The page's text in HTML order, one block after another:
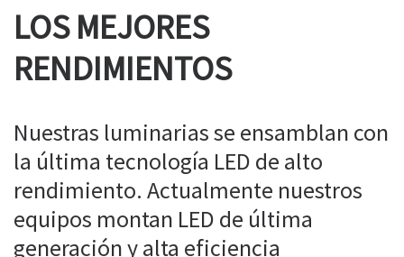
LOS MEJORES
RENDIMIENTOS
Nuestras luminarias se ensamblan con
la última tecnología LED de alto
rendimiento. Actualmente nuestros
equipos montan LED de última
generación y alta eficiencia